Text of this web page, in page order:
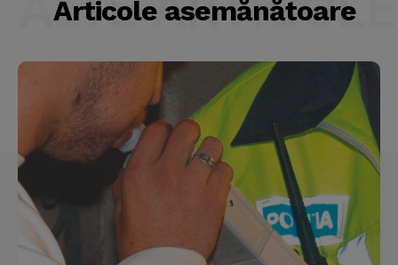
Articole asemănătoare